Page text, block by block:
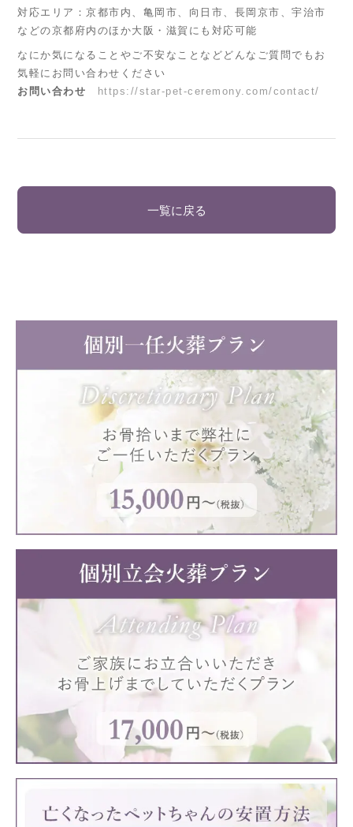
対応エリア：京都市内、亀岡市、向日市、長岡京市、宇治市
などの京都府内のほか大阪・滋賀にも対応可能
なにか気になることやご不安なことなどどんなご質問でもお
気軽にお問い合わせください
お問い合わせ
https://star-pet-ceremony.com/contact/
一覧に戻る